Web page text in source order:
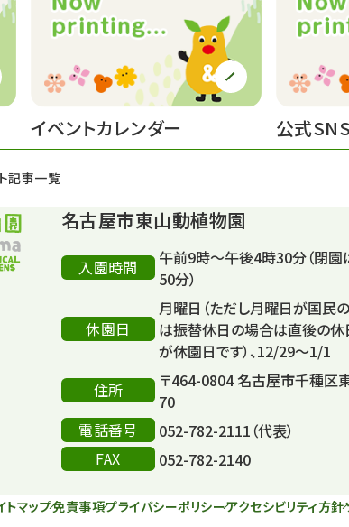
記事一覧
イベントカレンダー 公式
名古屋市東山動植物園
入園時間
午前9時～午後4時30分（閉
50分）
休園日
月曜日（ただし月曜日が国民
は振替休日の場合は直後の
が休園日です）、12/29～1/1
住所
〒464-0804 名古屋市千種区
70
電話番号
052-782-2111（代表）
FAX
052-782-2140
トマップ免責事項プライバシーポリシーアクセシビリティ方針